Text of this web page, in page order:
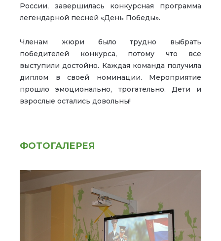
России, завершилась конкурсная программа
легендарной песней «День Победы».
Членам жюри было трудно выбрать
победителей конкурса, потому что все
выступили достойно. Каждая команда получила
диплом в своей номинации. Мероприятие
прошло эмоционально, трогательно. Дети и
взрослые остались довольны!
ФОТОГАЛЕРЕЯ